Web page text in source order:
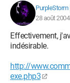
PurpleStorm
28 août
Effectivement,
indésirable.
http://
exe.php3